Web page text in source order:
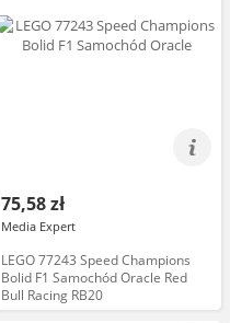
75,58 zł
Media Expert
LEGO 77243 Speed Champions
Bolid F1 Samochód Oracle Red
Bull Racing RB20